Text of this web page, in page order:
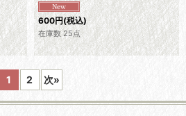
600円(税込)
在庫数 25点
1 2 次»